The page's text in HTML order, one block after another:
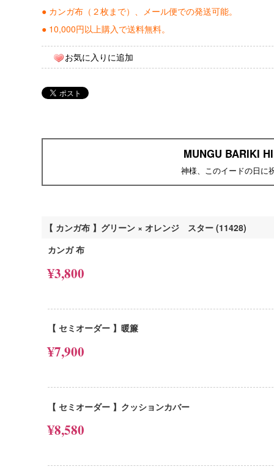
● カンガ布（２枚まで）、メール便での発送可能。
● 10,000円以上購入で送料無料。
お気に入りに追加
MUNGU BARIKI
神様、このイードの日に
【 カンガ布 】グリーン × オレンジ スター (11428)
カンガ 布
¥3,800
【 セミオーダー 】暖簾
¥7,900
【 セミオーダー 】クッションカバー
¥8,580